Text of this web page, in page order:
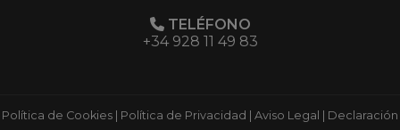
TELÉFONO
+34 928 11 49 83
Política de Cookies Política de Privacidad Aviso Legal
Declaración